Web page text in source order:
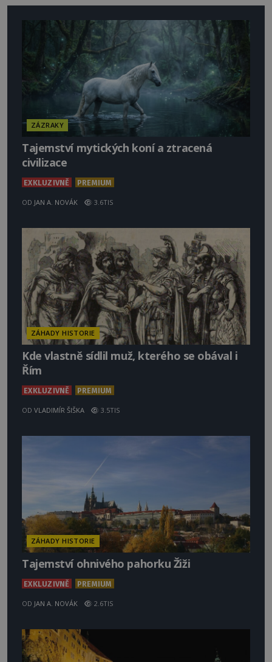
dílům renesance. Jenže pyramidy do této mozaiky
příliš nezapadají. Kdo je postavil? A jsou sk
ZÁZRAKY
Tajemství mytických koní a ztracená
civilizace
EXKLUZIVNĚ PREMIUM
OD JAN A. NOVÁK 3.6TIS
ZÁHADY HISTORIE
Kde vlastně sídlil muž, kterého se obával i
Řím
EXKLUZIVNĚ PREMIUM
OD VLADIMÍR ŠIŠKA 3.5TIS
ZÁHADY HISTORIE
Tajemství ohnivého pahorku Žiži
EXKLUZIVNĚ PREMIUM
OD JAN A. NOVÁK 2.6TIS